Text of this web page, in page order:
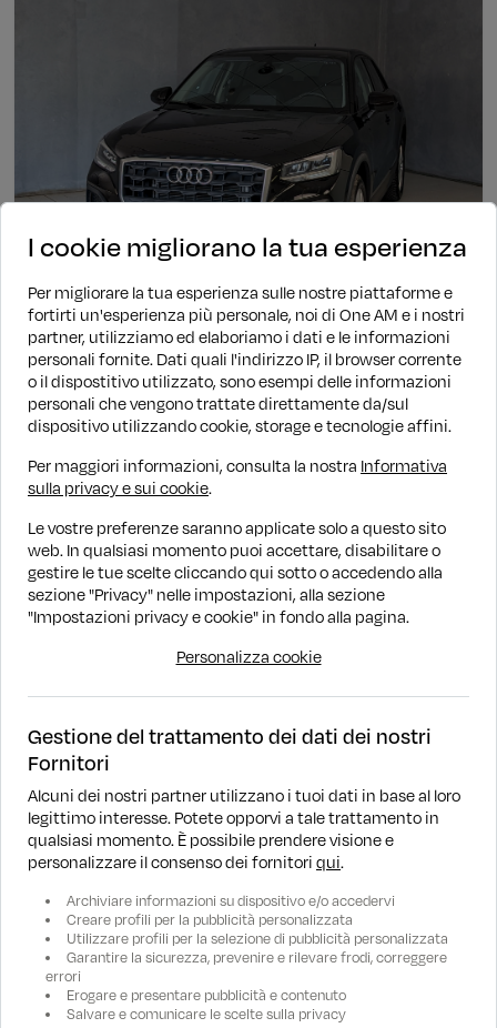
Benzina Automatico 44.889 KM 2022
Audi Q2
35 TFSI S-tronic
€ 22.890 € 23.890 PROMO WOW
Finanziamento
1
DOVE SIAMO
ASSISTENZA
AZIENDA
I cookie migliorano la tua esperienza
Per migliorare la tua esperienza sulle nostre piattaforme e
fortirti un'esperienza più personale, noi di One AM e i nostri
partner, utilizziamo ed elaboriamo i dati e le informazioni
personali fornite. Dati quali l'indirizzo IP, il browser corrente
o il dispostitivo utilizzato, sono esempi delle informazioni
personali che vengono trattate direttamente da/sul
dispositivo utilizzando cookie, storage e tecnologie affini.
Per maggiori informazioni, consulta la nostra Informativa
sulla privacy e sui cookie.
Le vostre preferenze saranno applicate solo a questo sito
web. In qualsiasi momento puoi accettare, disabilitare o
gestire le tue scelte cliccando qui sotto o accedendo alla
sezione "Privacy" nelle impostazioni, alla sezione
"Impostazioni privacy e cookie" in fondo alla pagina.
Personalizza cookie
Gestione del trattamento dei dati dei nostri
Fornitori
Alcuni dei nostri partner utilizzano i tuoi dati in base al loro
legittimo interesse. Potete opporvi a tale trattamento in
qualsiasi momento. È possibile prendere visione e
personalizzare il consenso dei fornitoriqui.
Archiviare informazioni su dispositivo e/o accedervi
Creare profili per la pubblicità personalizzata
Utilizzare profili per la selezione di pubblicità personalizzata
Garantire la sicurezza, prevenire e rilevare frodi, correggere
errori
Erogare e presentare pubblicità e contenuto
Salvare e comunicare le scelte sulla privacy